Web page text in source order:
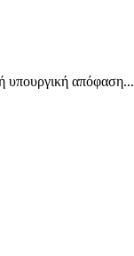
υπουργική απόφαση...